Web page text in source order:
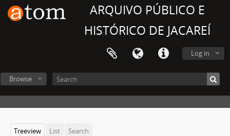
ARQUIVO PÚBLICO E
HISTÓRICO DE JACAREÍ
Log in
Browse
Treeview List Search